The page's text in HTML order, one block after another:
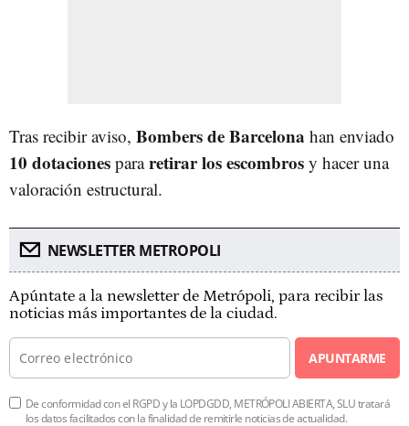
Tras recibir aviso, Bombers de Barcelona han enviado
10 dotaciones pararetirar los escombros y hacer una
valoración estructural.
NEWSLETTER METROPOLI
Apúntate a la newsletter de Metrópoli, para recibir las
noticias más importantes de la ciudad.
APUNTARME
De conformidad con el RGPD y la LOPDGDD, METRÓPOLI ABIERTA, SLU tratará
los datos facilitados con la finalidad de remitirle noticias de actualidad.